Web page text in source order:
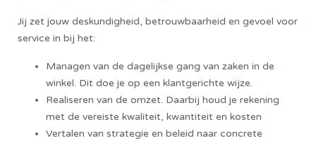
Jij zet jouw deskundigheid, betrouwbaarheid en gevoel voor
service in bij het:
Managen van de dagelijkse gang van zaken in de
winkel. Dit doe je op een klantgerichte wijze.
Realiseren van de omzet. Daarbij houd je rekening
met de vereiste kwaliteit, kwantiteit en kosten
Vertalen van strategie en beleid naar concrete